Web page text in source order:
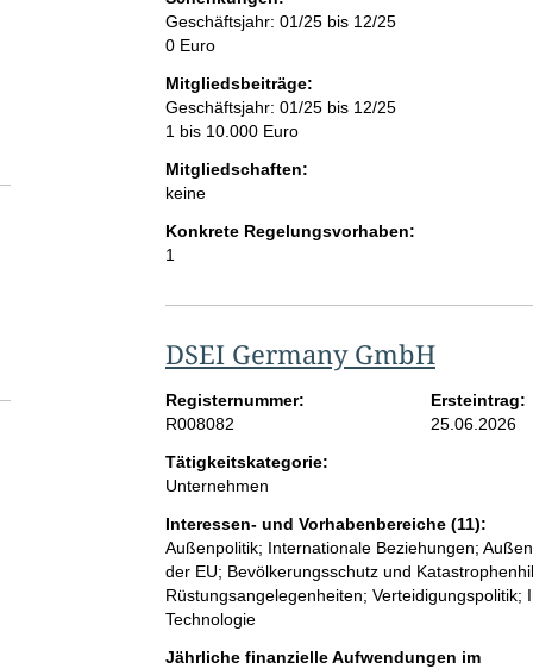
Geschäftsjahr: 01/25 bis 12/25
0 Euro
Mitgliedsbeiträge:
Geschäftsjahr: 01/25 bis 12/25
1 bis 10.000 Euro
Mitgliedschaften:
keine
Konkrete Regelungsvorhaben:
1
DSEI Germany GmbH
Registernummer:
R008082
Ersteintrag:
25.06.2026
Tätigkeitskategorie:
Unternehmen
Interessen- und Vorhabenbereiche (11):
Außenpolitik; Internationale Beziehungen;
der EU; Bevölkerungsschutz und
Rüstungsangelegenheiten;
Technologie
Jährliche finanzielle Aufwendungen im